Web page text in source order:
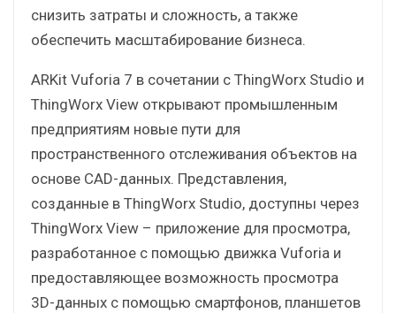
снизить затраты и сложность, а также
обеспечить масштабирование бизнеса.
ARKit Vuforia 7 в сочетании с ThingWorx Studio и
ThingWorx View открывают промышленным
предприятиям новые пути для
пространственного отслеживания объектов на
основе CAD-данных. Представления,
созданные в ThingWorx Studio, доступны через
ThingWorx View – приложение для просмотра,
разработанное с помощью движка Vuforia и
предоставляющее возможность просмотра
3D-данных с помощью смартфонов, планшетов